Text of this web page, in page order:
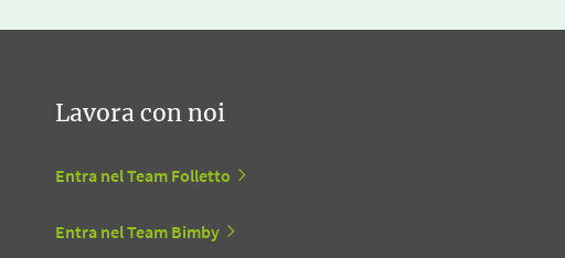
Lavora con noi
Entra nel Team Folletto
Entra nel Team Bimby